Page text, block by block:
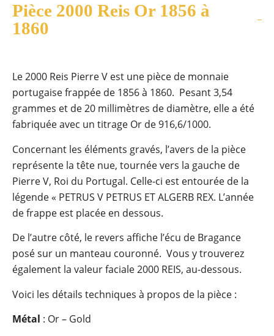
Pièce 2000 Reis Or 1856 à
1860
Le 2000 Reis Pierre V est une pièce de monnaie
portugaise frappée de 1856 à 1860. Pesant 3,54
grammes et de 20 millimètres de diamètre, elle a été
fabriquée avec un titrage Or de 916,6/1000.
Concernant les éléments gravés, l’avers de la pièce
représente la tête nue, tournée vers la gauche de
Pierre V, Roi du Portugal. Celle-ci est entourée de la
légende « PETRUS V PETRUS ET ALGERB REX. L’année
de frappe est placée en dessous.
De l’autre côté, le revers affiche l’écu de Bragance
posé sur un manteau couronné. Vous y trouverez
également la valeur faciale 2000 REIS, au-dessous.
Voici les détails techniques à propos de la pièce :
Métal : Or – Gold